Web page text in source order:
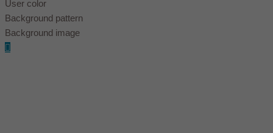
User color
Background pattern
Background image